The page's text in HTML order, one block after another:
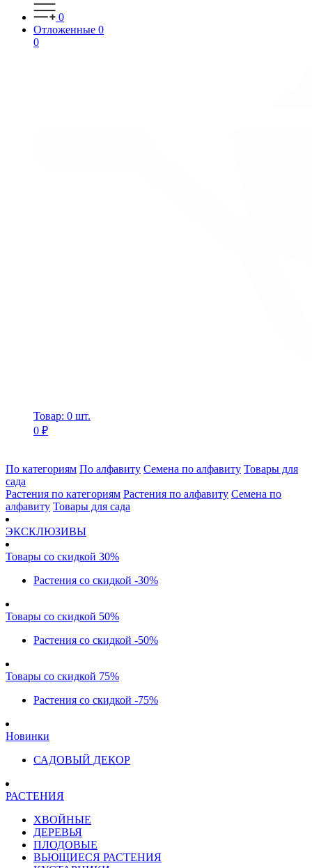
0
Отложенные 0
0
Товар: 0 шт.
0 ₽
По категориям По алфавиту Семена по алфавиту Товары для
сада
Растения по категориям Растения по алфавиту Семена по
алфавиту Товары для сада
ЭКСКЛЮЗИВЫ
Товары со скидкой 30%
Растения со скидкой -30%
Товары со скидкой 50%
Растения со скидкой -50%
Товары со скидкой 75%
Растения со скидкой -75%
Новинки
САДОВЫЙ ДЕКОР
РАСТЕНИЯ
ХВОЙНЫЕ
ДЕРЕВЬЯ
ПЛОДОВЫЕ
ВЬЮЩИЕСЯ РАСТЕНИЯ